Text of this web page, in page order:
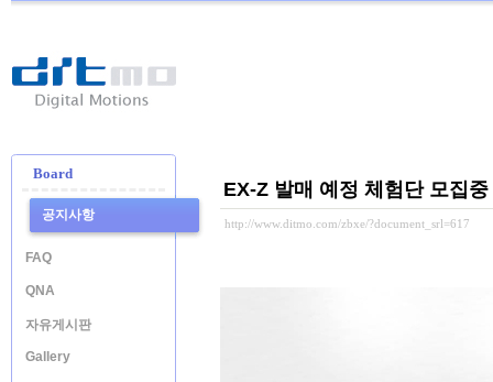
-
Digital
Board
공지사항
FAQ
QNA
자유게시판
Gallery
EX-Z 발매 예정 체험단 모집중
http://www.ditmo.com/zbxe/?document_srl=617